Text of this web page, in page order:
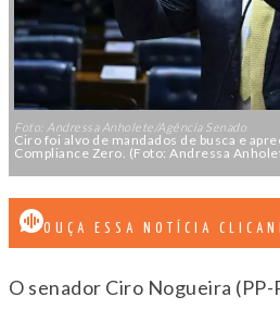
Foto: Andressa Anholete/Agência Senado
Ciro foi alvo de mandados de busca e
Compliance Zero. (Foto: Andressa
OUÇA ESSA NOTÍCIA
O senador Ciro Nogueira